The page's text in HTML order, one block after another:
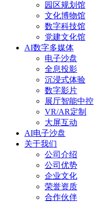
园区规划馆
文化博物馆
数字科技馆
党建文化馆
AI数字多媒体
电子沙盘
全息投影
沉浸式体验
数字影片
展厅智能中控
VR/AR定制
大屏互动
AI电子沙盘
关于我们
公司介绍
公司优势
企业文化
荣誉资质
合作伙伴